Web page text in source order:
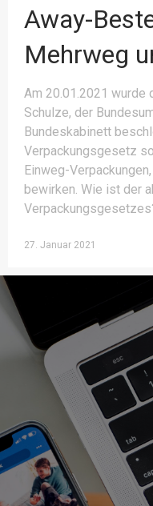
Away-
Mehrweg
Am 20.01.2021 wurde
Schulze, der
Bundeskabinett
Verpackungsgesetz
Einweg-
bewirken. Wie ist der
27. Januar 2021